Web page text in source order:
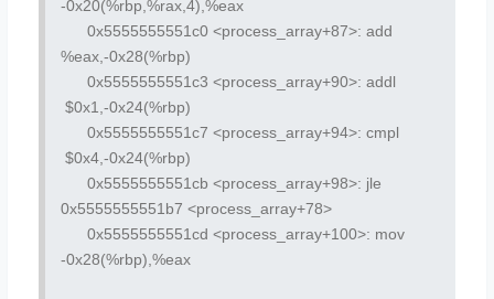
-0x20(%rbp,%rax,4),%eax
0x5555555551c0 <process_array+87>: add
%eax,-0x28(%rbp)
0x5555555551c3 <process_array+90>: addl
$0x1,-0x24(%rbp)
0x5555555551c7 <process_array+94>: cmpl
$0x4,-0x24(%rbp)
0x5555555551cb <process_array+98>: jle
0x5555555551b7 <process_array+78>
0x5555555551cd <process_array+100>: mov
-0x28(%rbp),%eax